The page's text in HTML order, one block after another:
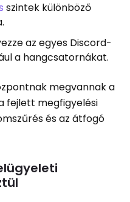
szintek különböző
az egyes Discord-
a hangcsatornákat.
megvannak a
fejlett megfigyelési
és az átfogó